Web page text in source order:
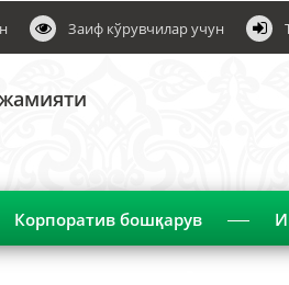
Заиф кўрувчилар учун
Корпоратив бошқарув